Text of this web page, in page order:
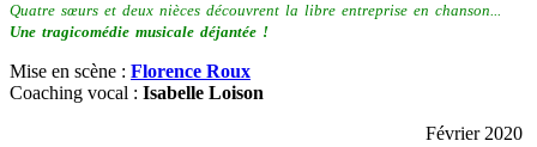
Quatre sœurs et deux nièces découvrent la libre entreprise en chanson...
Une tragicomédie musicale déjantée !
Mise en scène : Florence Roux
Coaching vocal : Isabelle Loison
Février 2020